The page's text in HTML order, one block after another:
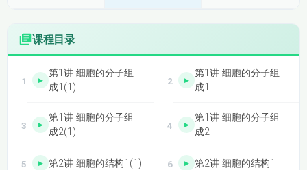
课程目录
第1讲 细胞的分子组
成1(1)
第1讲 细胞的分子组
成1
第1讲 细胞的分子组
成2(1)
第1讲 细胞的分子组
成2
第2讲 细胞的结构1(1) 第2讲 细胞的结构1